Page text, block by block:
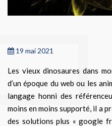
19 mai 2021
Les vieux dinosaures dans
d’un époque du web ou les
langage honni des
moins en moins supporté, il a
des solutions plus « google